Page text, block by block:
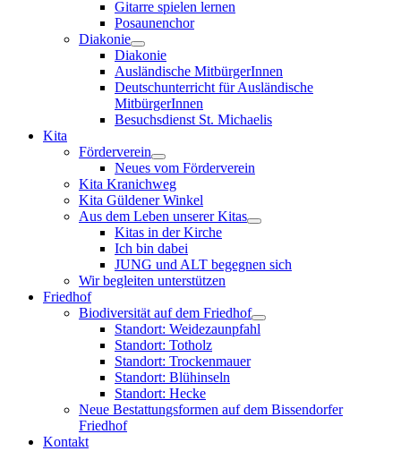
Gitarre spielen lernen
Posaunenchor
Diakonie
Diakonie
Ausländische MitbürgerInnen
Deutschunterricht für Ausländische
MitbürgerInnen
Besuchsdienst St. Michaelis
Kita
Förderverein
Neues vom Förderverein
Kita Kranichweg
Kita Güldener Winkel
Aus dem Leben unserer Kitas
Kitas in der Kirche
Ich bin dabei
JUNG und ALT begegnen sich
Wir begleiten unterstützen
Friedhof
Biodiversität auf dem Friedhof
Standort: Weidezaunpfahl
Standort: Totholz
Standort: Trockenmauer
Standort: Blühinseln
Standort: Hecke
Neue Bestattungsformen auf dem Bissendorfer
Friedhof
Kontakt